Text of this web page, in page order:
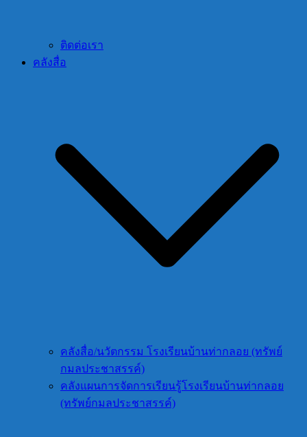
ติดต่อเรา
คลังสื่อ
คลังสื่อ/นวัตกรรม โรงเรียนบ้านท่ากลอย (ทรัพย์
กมลประชาสรรค์)
คลังแผนการจัดการเรียนรู้โรงเรียนบ้านท่ากลอย
(ทรัพย์กมลประชาสรรค์)